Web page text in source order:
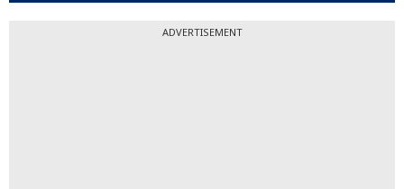
ADVERTISEMENT